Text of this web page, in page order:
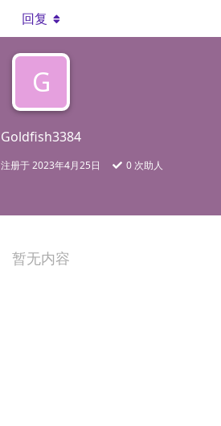
G
Goldfish3384
注册于2023年4月25日 0 次助人
回复
暂无内容